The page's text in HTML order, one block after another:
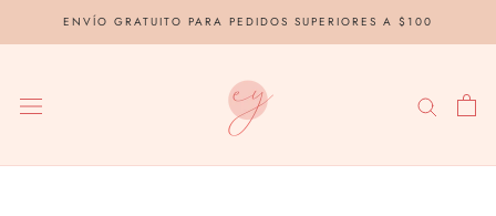
ENVÍO GRATUITO PARA PEDIDOS SUPERIORES A $100